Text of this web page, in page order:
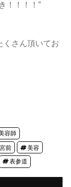
！！！！”
くさん頂いてお
容師
前 美容
表参道